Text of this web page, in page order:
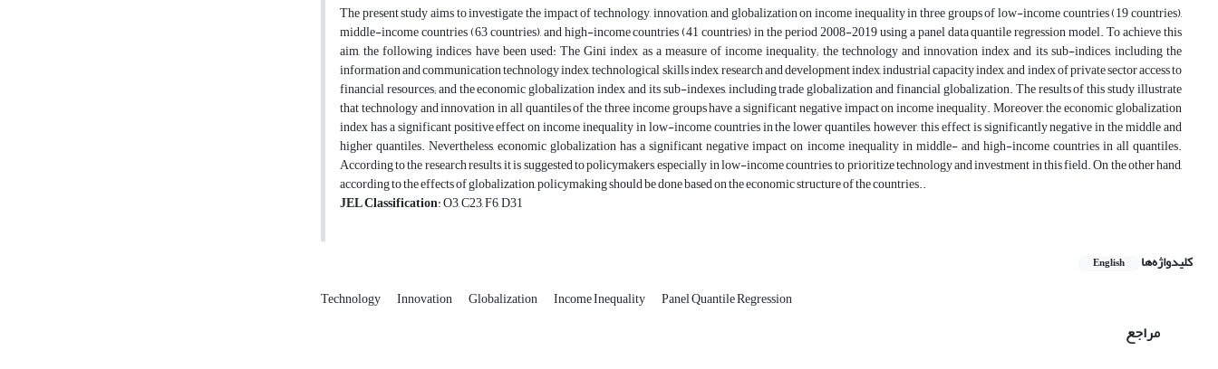
The present study aims to investigate the impact of technology, innovation, and globalization on income inequality in three groups of low-income countries (19 countries),
middle-income countries (63 countries), and high-income countries (41 countries) in the period 2008-2019 using a panel data quantile regression model. To achieve this
aim, the following indices have been used: The Gini index as a measure of income inequality; the technology and innovation index and its sub-indices, including the
information and communication technology index, technological skills index, research and development index, industrial capacity index, and index of private sector access to
financial resources; and the economic globalization index and its sub-indexes, including trade globalization and financial globalization. The results of this study illustrate
that technology and innovation in all quantiles of the three income groups have a significant negative impact on income inequality. Moreover, the economic globalization
index has a significant positive effect on income inequality in low-income countries in the lower quantiles, however, this effect is significantly negative in the middle and
higher quantiles. Nevertheless, economic globalization has a significant negative impact on income inequality in middle- and high-income countries in all quantiles.
According to the research results, it is suggested to policymakers, especially in low-income countries, to prioritize technology and investment in this field. On the other hand,
according to the effects of globalization, policymaking should be done based on the economic structure of the countries..
JEL Classification: O3, C23, F6, D31
کلیدواژه‌ها English
Technology Innovation Globalization Income Inequality Panel Quantile Regression
مراجع